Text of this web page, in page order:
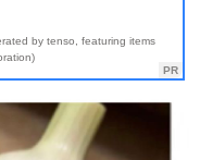
by tenso, featuring items